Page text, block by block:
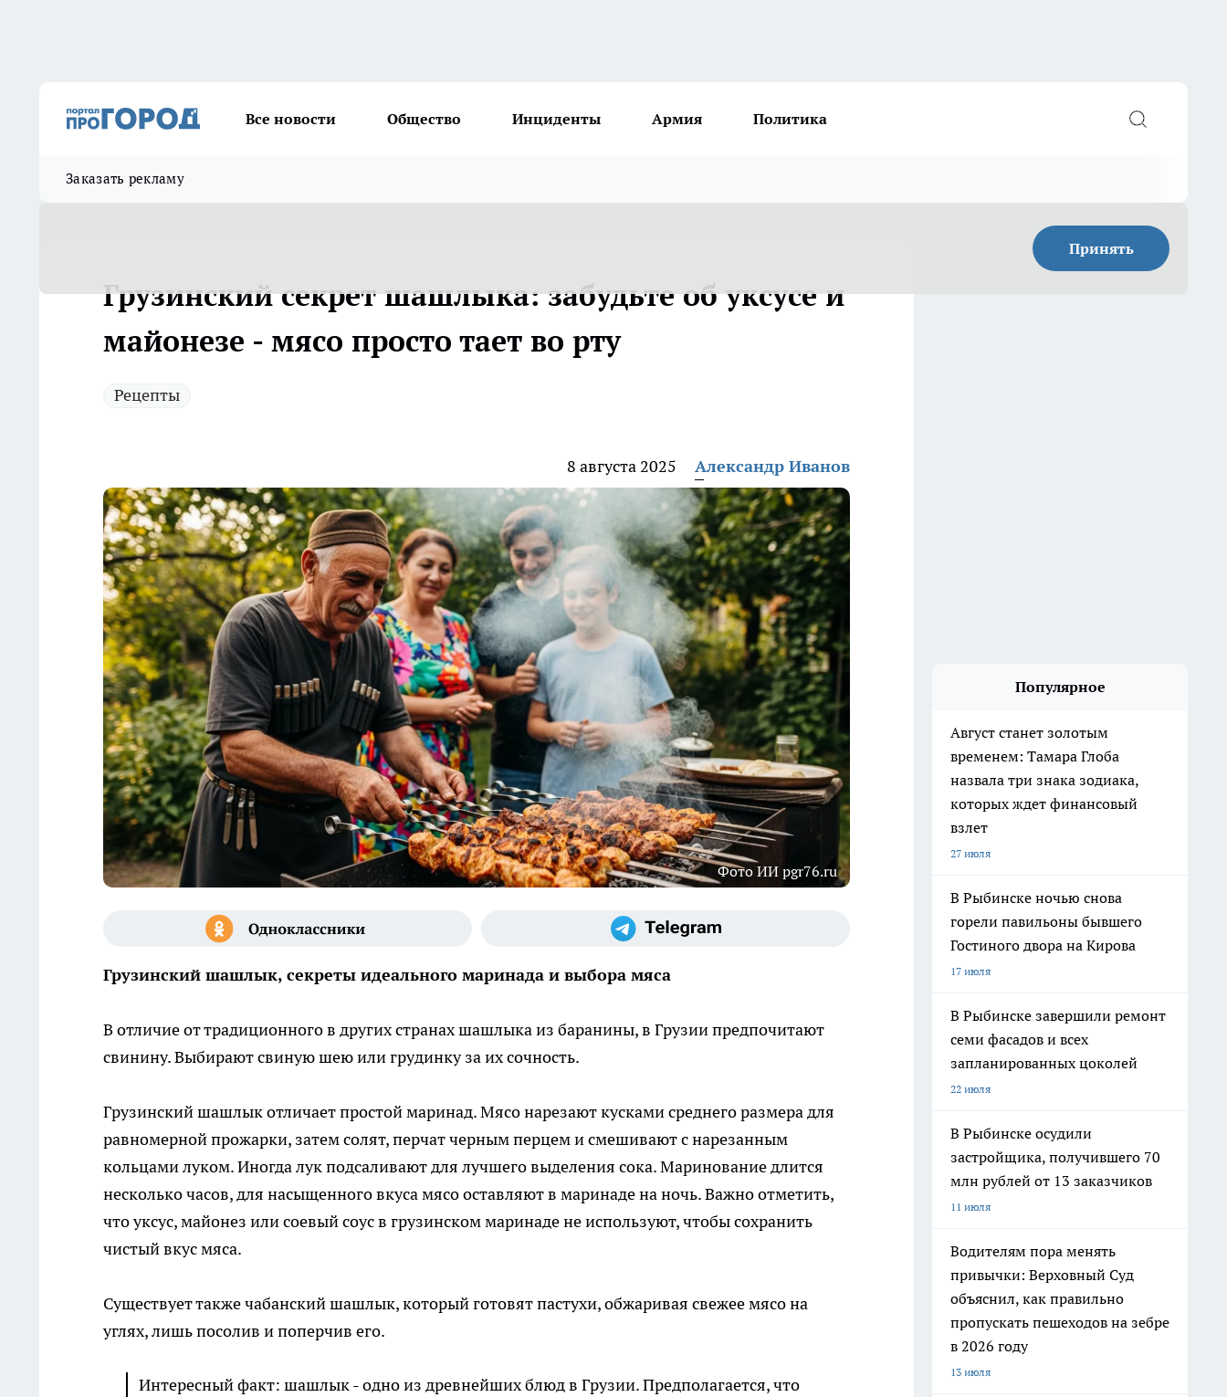
Все новости Общество Инциденты Армия Политика
Заказать рекламу
Принять
Грузинский секрет шашлыка: забудьте об уксусе и
майонезе - мясо просто тает во рту
Рецепты
8 августа 2025 Александр Иванов
Фото ИИ pgr76.ru
Грузинский шашлык, секреты идеального маринада и выбора мяса
В отличие от традиционного в других странах шашлыка из баранины, в Грузии предпочитают
свинину. Выбирают свиную шею или грудинку за их сочность.
Грузинский шашлык отличает простой маринад. Мясо нарезают кусками среднего размера для
равномерной прожарки, затем солят, перчат черным перцем и смешивают с нарезанным
кольцами луком. Иногда лук подсаливают для лучшего выделения сока. Маринование длится
несколько часов, для насыщенного вкуса мясо оставляют в маринаде на ночь. Важно отметить,
что уксус, майонез или соевый соус в грузинском маринаде не используют, чтобы сохранить
чистый вкус мяса.
Существует также чабанский шашлык, который готовят пастухи, обжаривая свежее мясо на
углях, лишь посолив и поперчив его.
Интересный факт: шашлык - одно из древнейших блюд в Грузии. Предполагается, что
Популярное
Август станет золотым
временем: Тамара Глоба
назвала три знака зодиака,
которых ждет финансовый
взлет
27 июля
В Рыбинске ночью снова
горели павильоны бывшего
Гостиного двора на Кирова
17 июля
В Рыбинске завершили ремонт
семи фасадов и всех
запланированных цоколей
22 июля
В Рыбинске осудили
застройщика, получившего 70
млн рублей от 13 заказчиков
11 июля
Водителям пора менять
привычки: Верховный Суд
объяснил, как правильно
пропускать пешеходов на зебре
в 2026 году
13 июля